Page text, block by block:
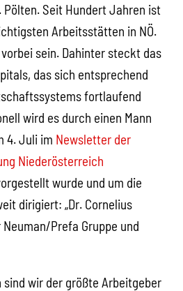
Pölten. Seit Hundert Jahren ist
Arbeitsstätten in NÖ.
sein. Dahinter steckt das
das sich entsprechend
fortlaufend
wird es durch einen Mann
4. Juli im Newsletter der
Niederösterreich
wurde und um die
dirigiert: „Dr. Cornelius
Prefa Gruppe und
sind wir der größte Arbeitgeber